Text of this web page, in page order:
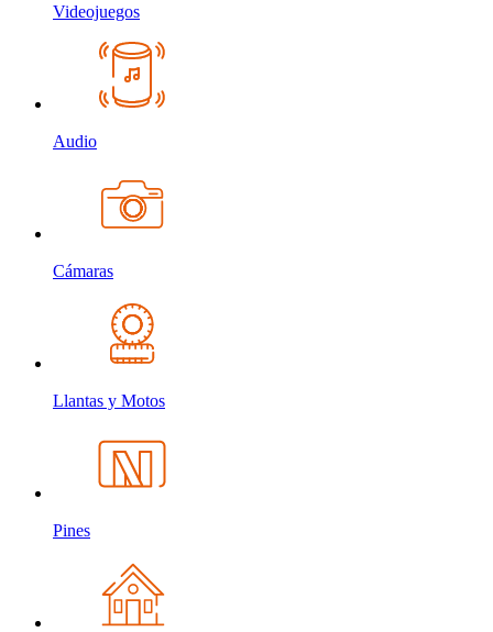
Videojuegos
Audio
Cámaras
Llantas y Motos
Pines